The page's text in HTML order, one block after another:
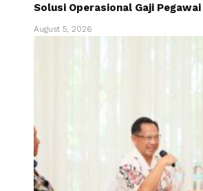
Solusi Operasional Gaji Pegawai
August 5, 2026